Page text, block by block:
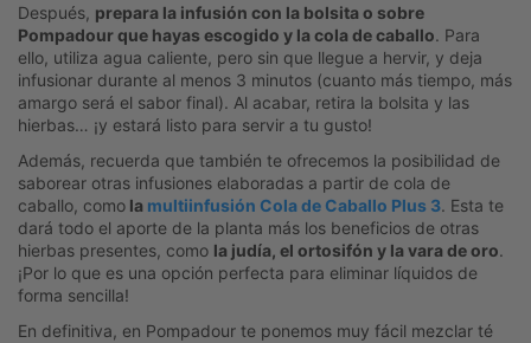
Después, prepara la infusión con la bolsita o sobre
Pompadour que hayas escogido y la cola de caballo. Para
ello, utiliza agua caliente, pero sin que llegue a hervir, y deja
infusionar durante al menos 3 minutos (cuanto más tiempo, más
amargo será el sabor final). Al acabar, retira la bolsita y las
hierbas… ¡y estará listo para servir a tu gusto!
Además, recuerda que también te ofrecemos la posibilidad de
saborear otras infusiones elaboradas a partir de cola de
caballo, como la multiinfusión Cola de Caballo Plus 3. Esta te
dará todo el aporte de la planta más los beneficios de otras
hierbas presentes, como la judía, el ortosifón y la vara de oro.
¡Por lo que es una opción perfecta para eliminar líquidos de
forma sencilla!
En definitiva, en Pompadour te ponemos muy fácil mezclar té